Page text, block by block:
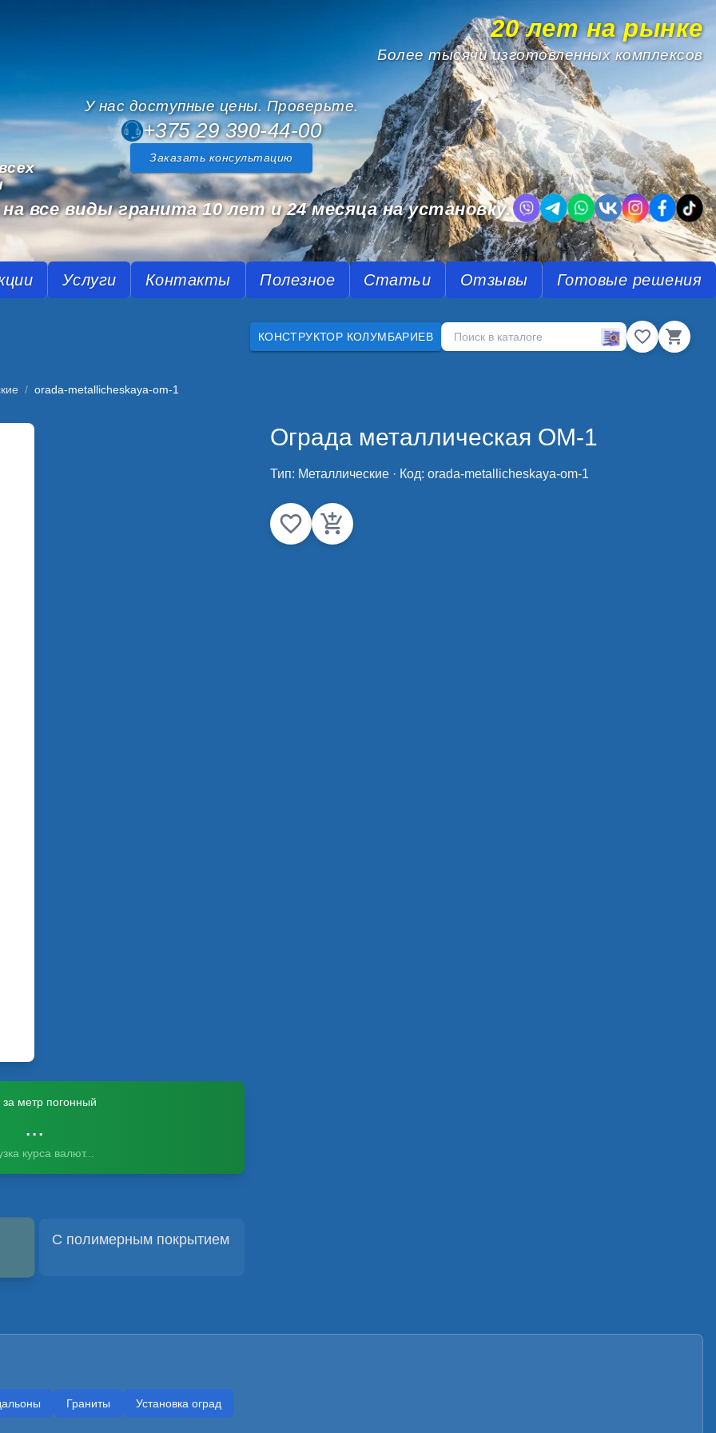
20 лет на рынке
Более тысячи изготовленных комплексов
У нас доступные цены. Проверьте.
+375 29 390-44-00
Заказать консультацию
все виды гранита 10 лет и 24 месяца на установку.
Услуги Контакты Полезное Статьи Отзывы Готовые решения
КОНСТРУКТОР КОЛУМБАРИЕВ
/ orada-metallicheskaya-om-1
метр погонный
...
курса валют...
С полимерным покрытием
Ограда металлическая ОМ-1
Тип: Металлические · Код: orada-metallicheskaya-om-1
Граниты Установка оград